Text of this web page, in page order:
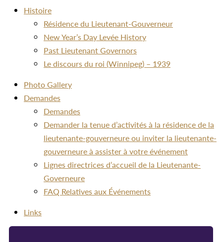
Histoire
Résidence du Lieutenant-Gouverneur
New Year’s Day Levée History
Past Lieutenant Governors
Le discours du roi (Winnipeg) – 1939
Photo Gallery
Demandes
Demandes
Demander la tenue d’activités à la résidence de la
lieutenante-gouverneure ou inviter la lieutenante-
gouverneure à assister à votre événement
Lignes directrices d’accueil de la Lieutenante-
Governeure
FAQ Relatives aux Événements
Links